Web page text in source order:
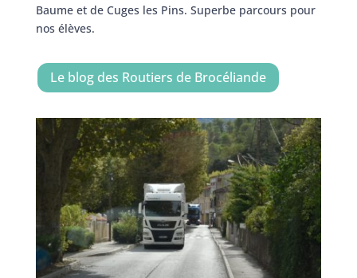
Baume et de Cuges les Pins. Superbe parcours pour
nos élèves.
Le blog des Routiers de Brocéliande